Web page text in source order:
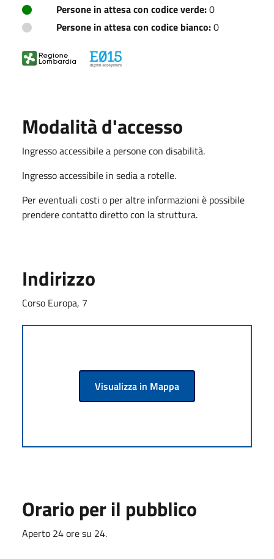
Persone in attesa con codice verde:0
Persone in attesa con codice bianco:0
Modalità d'accesso
Ingresso accessibile a persone con disabilità.
Ingresso accessibile in sedia a rotelle.
Per eventuali costi o per altre informazioni è possibile
prendere contatto diretto con la struttura.
Indirizzo
Corso Europa, 7
Visualizza in Mappa
Orario per il pubblico
Aperto 24 ore su 24.